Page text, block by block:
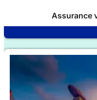
Assurance